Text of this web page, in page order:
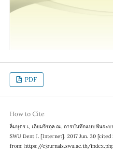
PDF
How to Cite
ลิ่มบุตร เ, เอี่ยมจิรกุล ณ. การบันทึกแบบฟันระ
SWU Dent J. [Internet]. 2017 Jun. 30 [cited
from: https://ejournals.swu.ac.th/